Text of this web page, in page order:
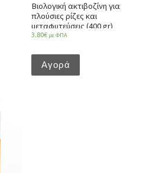
Βιολογική ακτιβοζίνη για
πλούσιες ρίζες και
μεταφυτεύσεις (400 gr)
3.80€ με ΦΠΑ
Αγορά